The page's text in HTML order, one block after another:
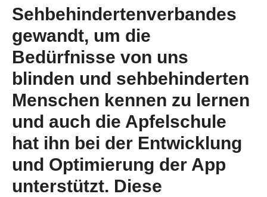
Sehbehindertenverbandes
gewandt, um die
Bedürfnisse von uns
blinden und sehbehinderten
Menschen kennen zu lernen
und auch die Apfelschule
hat ihn bei der Entwicklung
und Optimierung der App
unterstützt. Diese